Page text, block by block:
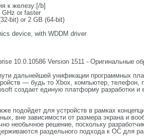
к железу:[/b]
GHz or faster
bit) or 2 GB (64-bit)
device, with WDDM driver
10.0.10586 Version 1511 - Оригинальные
дальнейшей унификации программных
— будь то Xbox, компьютер, телефон,
создает единую платформу разработки
подойдет для устройств в рамках
вне зависимости от размера экрана и
необычное решение, поскольку
раздельного подхода к ОС для